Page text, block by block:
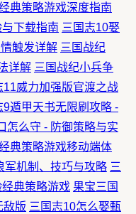
典策略游戏深度指南
下载指南 三国志10娶
触发详解 三国战纪
详解 三国战纪小兵争
11威力加强版官渡之战
9遁甲天书无限刷攻略 -
怎么守 - 防御策略与实
典策略游戏移动端体
军机制、技巧与攻略 三
典策略游戏 果宝三国
敌版 三国志10怎么娶甄